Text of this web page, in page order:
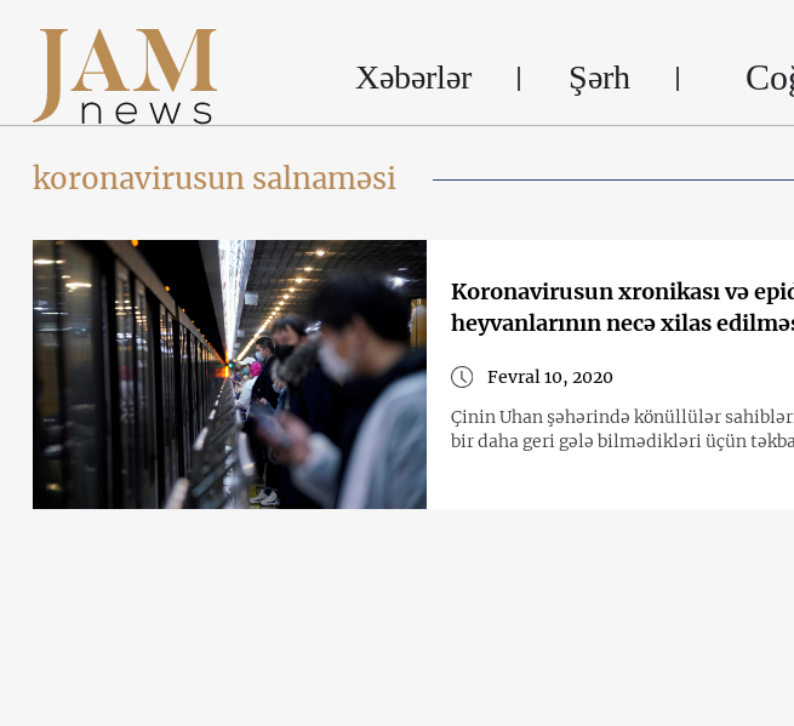
Xəbərlər Şərh
koronavirusun salnaməsi
Koronavirusun xronikası və
heyvanlarının necə xilas
Fevral 10, 2020
Çinin Uhan şəhərində könüllülər
bir daha geri gələ bilmədikləri üçün